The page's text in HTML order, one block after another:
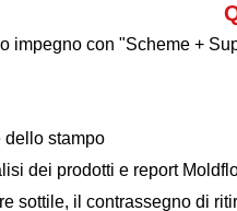
impegno con "Scheme +
dello stampo
dei prodotti e report
sottile, il contrassegno di